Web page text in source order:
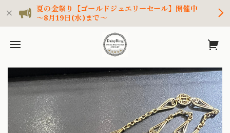
夏の金祭り【ゴールドジュエリーセール】開催中
～8月19日(水)まで～